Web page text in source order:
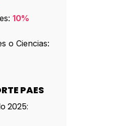
10%
o Ciencias:
PAES
2025: